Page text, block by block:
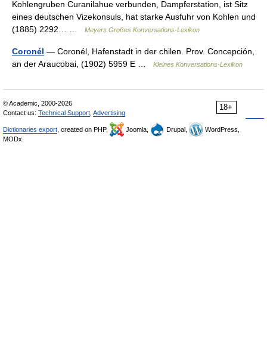
Kohlengruben Curanilahue verbunden, Dampferstation, ist Sitz
eines deutschen Vizekonsuls, hat starke Ausfuhr von Kohlen und
(1885) 2292… …
Meyers Großes Konversations-Lexikon
Coronél — Coronél, Hafenstadt in der chilen. Prov. Concepción,
an der Araucobai, (1902) 5959 E …
Kleines Konversations-Lexikon
18+
© Academic, 2000-2026
Contact us: Technical Support Advertising
Dictionaries export , created on PHP, Joomla, Drupal,
WordPress,
MODx.